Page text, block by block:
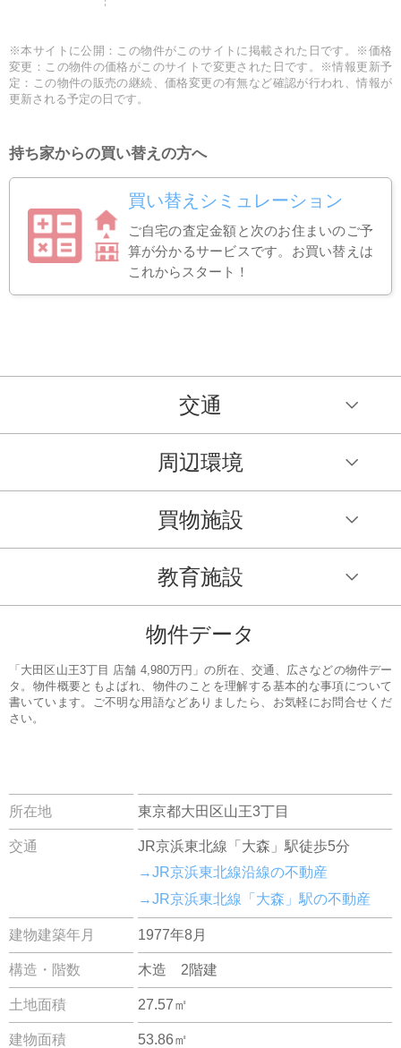
※本サイトに公開：この物件がこのサイトに掲載された日です。※価格
変更：この物件の価格がこのサイトで変更された日です。※情報更新予
定：この物件の販売の継続、価格変更の有無など確認が行われ、情報が
更新される予定の日です。
持ち家からの買い替えの方へ
買い替えシミュレーション
ご自宅の査定金額と次のお住まいのご予
算が分かるサービスです。お買い替えは
これからスタート！
交通
周辺環境
買物施設
教育施設
物件データ
「大田区山王3丁目 店舗 4,980万円」の所在、交通、広さなどの物件デー
タ。物件概要ともよばれ、物件のことを理解する基本的な事項について
書いています。ご不明な用語などありましたら、お気軽にお問合せくだ
さい。
所在地 東京都大田区山王3丁目
交通
JR京浜東北線「大森」駅徒歩5分
→JR京浜東北線沿線の不動産
→JR京浜東北線「大森」駅の不動産
建物建築年月 1977年8月
構造・階数 木造 2階建
土地面積 27.57㎡
建物面積 53.86㎡